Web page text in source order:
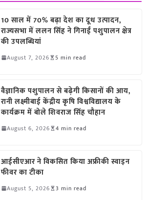
10 साल में 70% बढ़ा देश का दूध उत्पादन,
राज्यसभा में ललन सिंह ने गिनाईं पशुपालन क्षेत्र
की उपलब्धियां
August 7, 2026 5 min read
वैज्ञानिक पशुपालन से बढ़ेगी किसानों की आय,
रानी लक्ष्मीबाई केंद्रीय कृषि विश्वविद्यालय के
कार्यक्रम में बोले शिवराज सिंह चौहान
August 6, 2026 4 min read
आईसीएआर ने विकसित किया अफ्रीकी स्वाइन
फीवर का टीका
August 5, 2026 3 min read